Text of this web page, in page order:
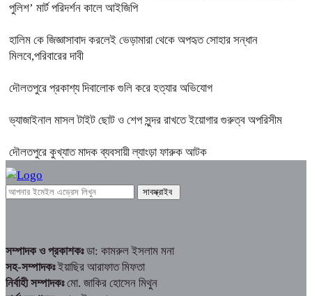
পুলিশ’ মার্ট পরিদর্শন কালে আইজিপি
হালিম কে জিজ্ঞাসাবাদ করলেই ভেড়ামারা থেকে অপহৃত সোহার সন্ধান
মিলবে,পরিবারের দাবী
দৌলতপুরে প্রকাশ্য দিবালোক গুলি করে হত্যার অভিযোগ
ভ্যাজাইনাল মাসল টাইট ছোট ও শেপ সুন্দর রাখতে ইয়োগার গুরুত্ব অপরিসীম
দৌলতপুরে কুখ্যাত মাদক ব্যবসায়ী ল্যাংড়া ফারুক আটক
সম্পাদক ও প্রকাশকঃডা: কামরুল ইসলাম মনা
সহ-সম্পাদকঃইয়াছির আরাফাত মিফতা
নির্বাহী সম্পাদকঃমো. জাকির হোসেন মিথুন